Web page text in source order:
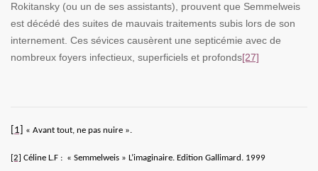
Rokitansky (ou un de ses assistants), prouvent que Semmelweis
est décédé des suites de mauvais traitements subis lors de son
internement. Ces sévices causèrent une septicémie avec de
nombreux foyers infectieux, superficiels et profonds[27]
[1] « Avant tout, ne pas nuire ».
[2] Céline L.F : « Semmelweis » L’imaginaire. Edition Gallimard. 1999